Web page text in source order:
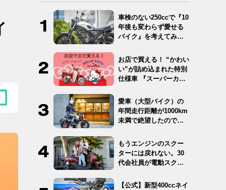
ク
車検のない250ccで『10
年後も変わらず愛せる
バイク』を考えてみ
お店で買える！ “かわい
い”が詰め込まれた特別
仕様車 『スーパーカ
愛車（大型バイク）の
年間走行距離が1000km
未満で絶望したので
もうエンジンのスクー
ターには戻れない。30
代会社員が電動スクー
【公式】新型400ccネイ